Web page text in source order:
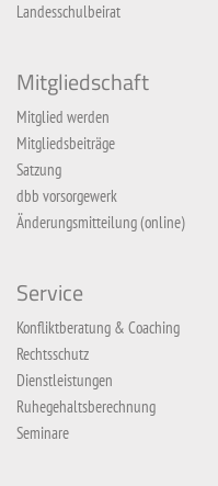
Landesschulbeirat
Mitgliedschaft
Mitglied werden
Mitgliedsbeiträge
Satzung
dbb vorsorgewerk
Änderungsmitteilung (online)
Service
Konfliktberatung & Coaching
Rechtsschutz
Dienstleistungen
Ruhegehaltsberechnung
Seminare